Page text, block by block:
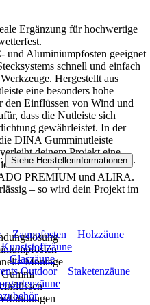
Ergänzung für hochwertige
und Aluminiumpfosten geeignet
schnell und einfach
Hergestellt aus
eine besonders hohe
den Einflüssen von Wind und
dass die Nutleiste sich
gewährleistet. In der
DINA Gumminutleiste
deinem Projekt eine
ist kompatibel mit den
PREMIUM und ALIRA.
– so wird dein Projekt im
Montage
Gummi
Siehe Herstellerinformationen .
Zaunpfosten
Holzzäune
Kunststoffzäune
Glaszäune
Outdoor
Staketenzäune